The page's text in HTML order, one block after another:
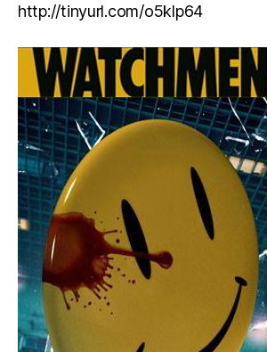
http://tinyurl.com/o5klp64